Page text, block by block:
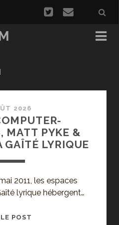
2026
MATT PYKE &
GAÎTÉ LYRIQUE
2011, les espaces
lyrique hébergent…
POST